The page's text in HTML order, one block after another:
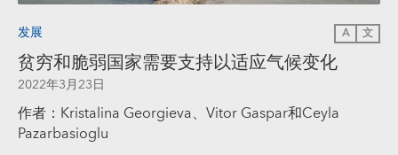
发展 A 文
贫穷和脆弱国家需要支持以适应气候变化
2022年3月23日
作者：Kristalina Georgieva、Vitor Gaspar和Ceyla
Pazarbasioglu